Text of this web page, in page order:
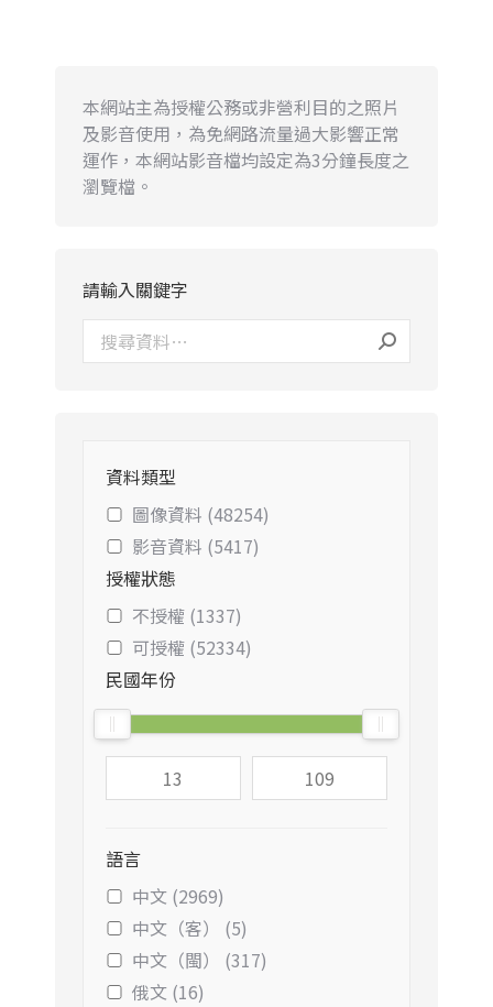
本網站主為授權公務或非營利目的之照片
及影音使用，為免網路流量過大影響正常
運作，本網站影音檔均設定為3分鐘長度之
瀏覽檔。
請輸入關鍵字
資料類型
圖像資料 (48254)
影音資料 (5417)
授權狀態
不授權 (1337)
可授權 (52334)
民國年份
語言
中文 (2969)
中文（客） (5)
中文（閩） (317)
俄文 (16)